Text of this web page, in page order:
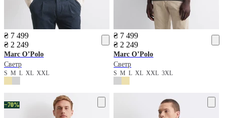
₴ 7 499
₴ 2 249
Marc O’Polo
Светр
S M L XL XXL
₴ 7 499
₴ 2 249
Marc O’Polo
Светр
SMLXLXXL3XL
−70%